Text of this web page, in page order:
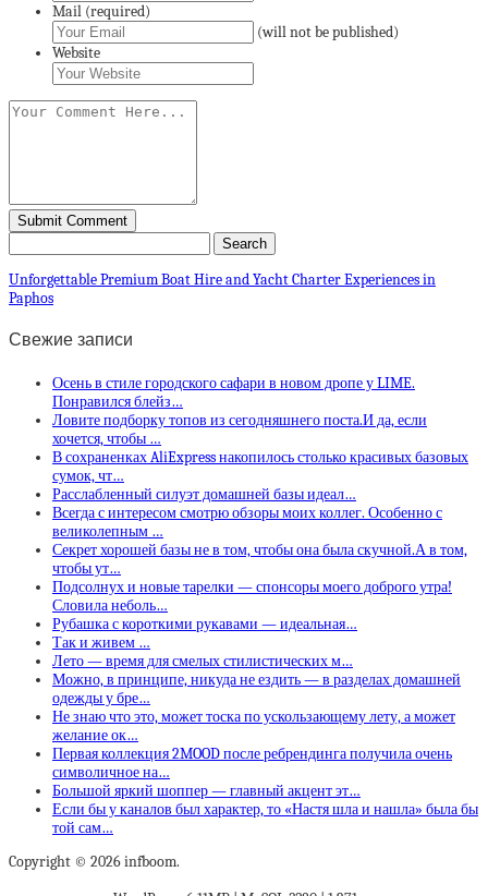
Mail (required)
(will not be published)
Website
Unforgettable Premium Boat Hire and Yacht Charter Experiences in
Paphos
Свежие записи
Осень в стиле городского сафари в новом дропе у LIME.
Понравился блейз…
Ловите подборку топов из сегодняшнего поста.И да, если
хочется, чтобы …
В сохраненках AliExpress накопилось столько красивых базовых
сумок, чт…
Расслабленный силуэт домашней базы идеал…
Всегда с интересом смотрю обзоры моих коллег. Особенно с
великолепным …
Секрет хорошей базы не в том, чтобы она была скучной.А в том,
чтобы ут…
Подсолнух и новые тарелки — спонсоры моего доброго утра!
Словила неболь…
Рубашка с короткими рукавами — идеальная…
Так и живем …
Лето — время для смелых стилистических м…
Можно, в принципе, никуда не ездить — в разделах домашней
одежды у бре…
Не знаю что это, может тоска по ускользающему лету, а может
желание ок…
Первая коллекция 2MOOD после ребрендинга получила очень
символичное на…
Большой яркий шоппер — главный акцент эт…
Если бы у каналов был характер, то «Настя шла и нашла» была бы
той сам…
Copyright © 2026 infboom.